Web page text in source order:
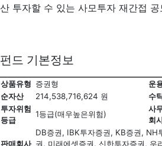
산 투자할 수 있는 사모투자 재간접 공
펀드 기본정보
상품유형 증권형 운
순자산
214,538,716,624 원 수
투자위험
등급
1등급(매우높은위험)
사
회
판매회사
DB증권, IBK투자증권, KB증권, NH
권, 미래에셋증권, 신한투자증권, 우